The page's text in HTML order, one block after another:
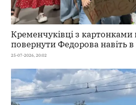
Кременчуківці з
повернути Федорова навіть в
25-07-2026, 20:02